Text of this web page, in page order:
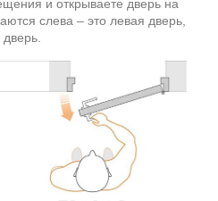
и открываете дверь на
слева – это левая дверь,